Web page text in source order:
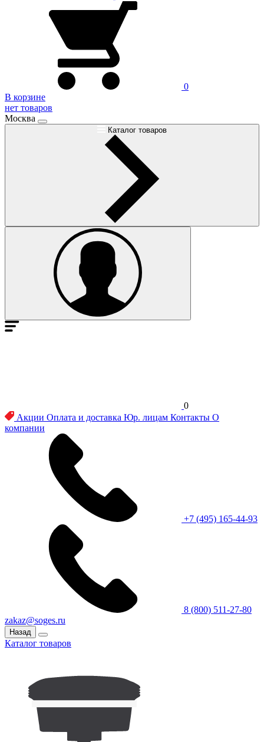
0
В корзине
нет товаров
Москва
Каталог товаров
0
Акции Оплата и доставка Юр. лицам Контакты О
компании
+7 (495) 165-44-93
8 (800) 511-27-80
zakaz@soges.ru
Назад
Каталог товаров